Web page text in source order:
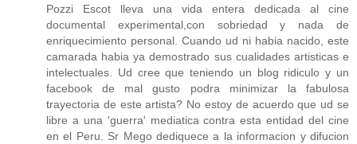
Pozzi Escot lleva una vida entera dedicada al cine
documental experimental,con sobriedad y nada de
enriquecimiento personal. Cuando ud ni habia nacido, este
camarada habia ya demostrado sus cualidades artisticas e
intelectuales. Ud cree que teniendo un blog ridiculo y un
facebook de mal gusto podra minimizar la fabulosa
trayectoria de este artista? No estoy de acuerdo que ud se
libre a una 'guerra' mediatica contra esta entidad del cine
en el Peru. Sr Mego dediquece a la informacion y difucion